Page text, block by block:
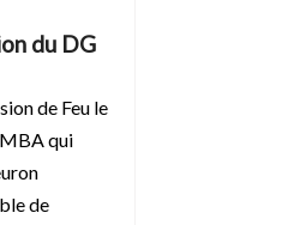
du DG
de Feu le
qui
de